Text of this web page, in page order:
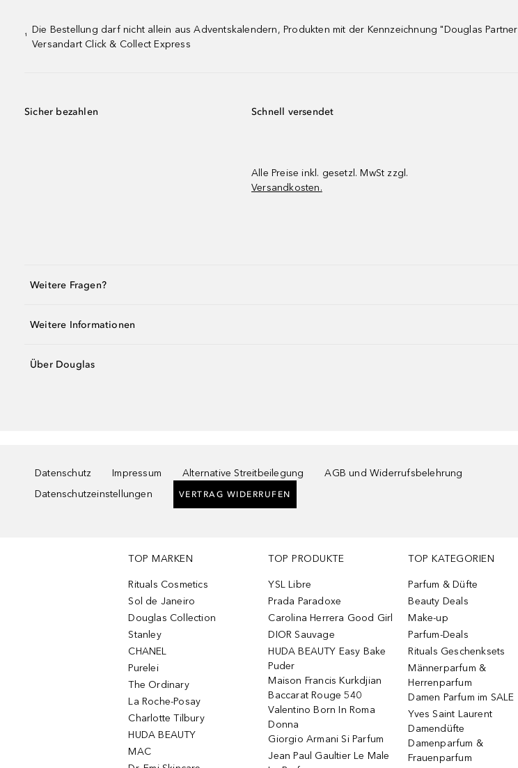
¹
Die Bestellung darf nicht allein aus Adventskalendern, Produkten mit der Kennzeichnung "Douglas
Versandart Click & Collect Express
Sicher bezahlen Schnell versendet
Alle Preise inkl. gesetzl. MwSt zzgl.
Versandkosten.
Weitere Fragen?
Weitere Informationen
Über Douglas
Datenschutz Impressum Alternative Streitbeilegung
AGB und Widerrufsbelehrung
Datenschutzeinstellungen
VERTRAG WIDERRUFEN
TOP MARKEN
Rituals Cosmetics
Sol de Janeiro
Douglas Collection
Stanley
CHANEL
Purelei
The Ordinary
La Roche-Posay
Charlotte Tilbury
HUDA BEAUTY
MAC
TOP PRODUKTE
YSL Libre
Prada Paradoxe
Carolina Herrera Good Girl
DIOR Sauvage
HUDA BEAUTY Easy Bake
Puder
Maison Francis Kurkdjian
Baccarat Rouge 540
Valentino Born In Roma
Donna
Giorgio Armani Si Parfum
Jean Paul Gaultier Le Male
TOP KATEGORIEN
Parfum & Düfte
Beauty Deals
Make-up
Parfum-Deals
Rituals Geschenksets
Männerparfum &
Herrenparfum
Damen Parfum im SALE
Yves Saint Laurent
Damendüfte
Damenparfum &
Frauenparfum